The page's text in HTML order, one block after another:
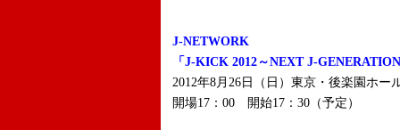
J-NETWORK
「J-KICK 2012～NEXT J-
2012年8月26日（日）東京・後楽園ホー
開場17：00 開始17：30（予定）